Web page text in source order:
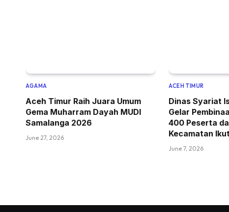
AGAMA
Aceh Timur Raih Juara Umum
Gema Muharram Dayah MUDI
Samalanga 2026
June 27, 2026
ACEH TIMUR
Dinas Syariat
Gelar
400 Peserta
Kecamatan
June 7, 2026